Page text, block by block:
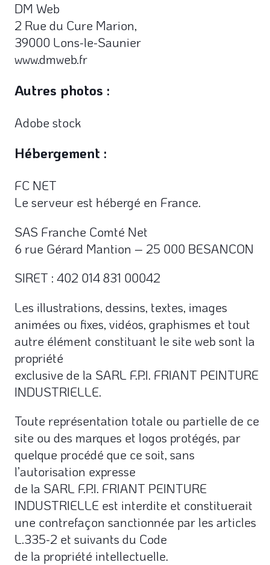
DM Web
2 Rue du Cure Marion,
39000 Lons-le-Saunier
www.dmweb.fr
Autres photos :
Adobe stock
Hébergement :
FC NET
Le serveur est hébergé en France.
SAS Franche Comté Net
6 rue Gérard Mantion – 25 000 BESANCON
SIRET : 402 014 831 00042
Les illustrations, dessins, textes, images
animées ou fixes, vidéos, graphismes et tout
autre élément constituant le site web sont la
propriété
exclusive de la SARL F.P.I. FRIANT PEINTURE
INDUSTRIELLE.
Toute représentation totale ou partielle de ce
site ou des marques et logos protégés, par
quelque procédé que ce soit, sans
l’autorisation expresse
de la SARL F.P.I. FRIANT PEINTURE
INDUSTRIELLE est interdite et constituerait
une contrefaçon sanctionnée par les articles
L.335-2 et suivants du Code
de la propriété intellectuelle.